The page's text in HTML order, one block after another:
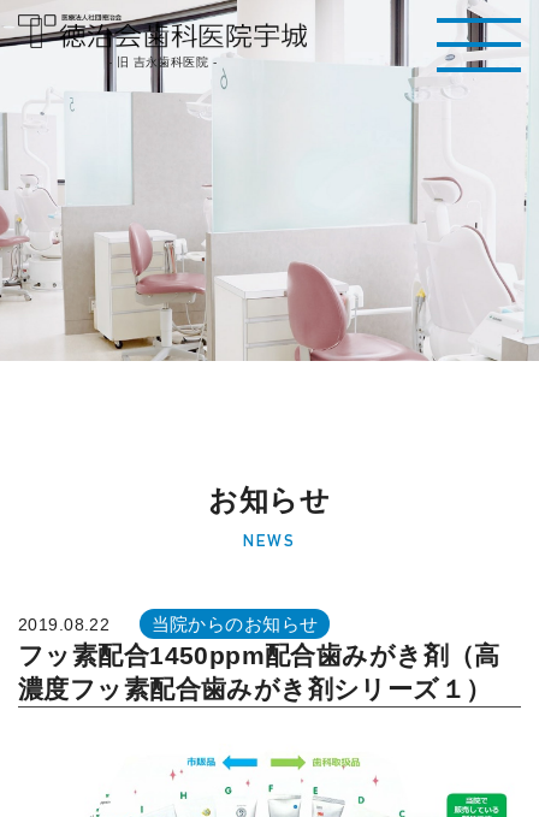
医療法人社団徳治
会 徳治会歯科医院
医院]｜熊本県宇城
市
- 旧 吉永歯科医院 -
お知らせ
NEWS
2019.08.22 当院からのお知らせ
フッ素配合1450ppm配合歯みがき剤（高
濃度フッ素配合歯みがき剤シリーズ１）